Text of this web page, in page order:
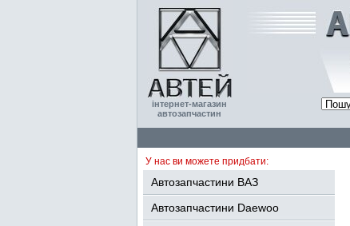
інтернет-магазин
автозапчастин
У нас ви можете придбати:
Автозапчастини ВАЗ
Автозапчастини Daewoo